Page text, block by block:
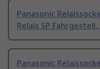
Panasonic
Relais SP Fahrgestell,
Panasonic